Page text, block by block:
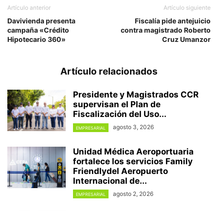
Artículo anterior
Davivienda presenta
campaña «Crédito
Hipotecario 360»
Artículo siguiente
Fiscalía pide antejuicio
contra magistrado Roberto
Cruz Umanzor
Artículo relacionados
Presidente y Magistrados CCR
supervisan el Plan de
Fiscalización del Uso...
EMPRESARIAL agosto 3, 2026
Unidad Médica Aeroportuaria
fortalece los servicios Family
Friendlydel Aeropuerto
Internacional de...
EMPRESARIAL agosto 2, 2026